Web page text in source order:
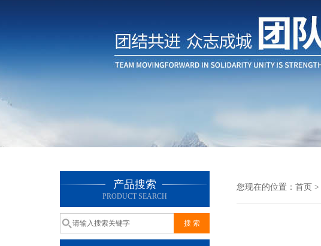
产品搜索
PRODUCT SEARCH
您现在的位置： 首页 >